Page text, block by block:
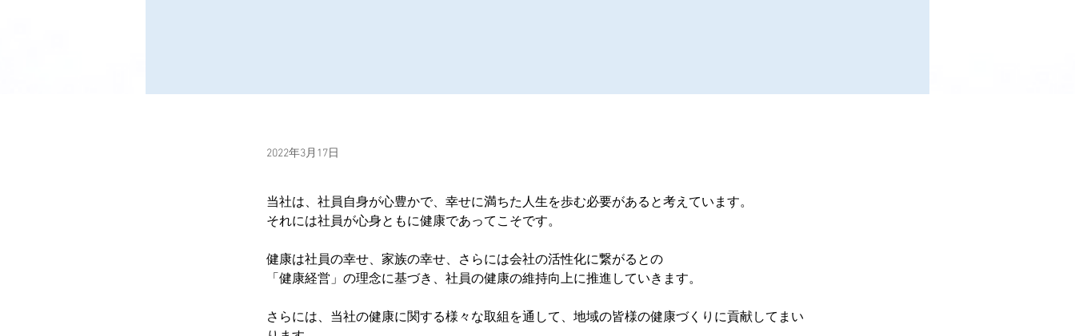
2022年3月17日
当社は、社員自身が心豊かで、幸せに満ちた人生を歩む必要があると考えています。
それには社員が心身ともに健康であってこそです。
健康は社員の幸せ、家族の幸せ、さらには会社の活性化に繋がるとの
「健康経営」の理念に基づき、社員の健康の維持向上に推進していきます。
さらには、当社の健康に関する様々な取組を通して、地域の皆様の健康づくりに貢献してまい